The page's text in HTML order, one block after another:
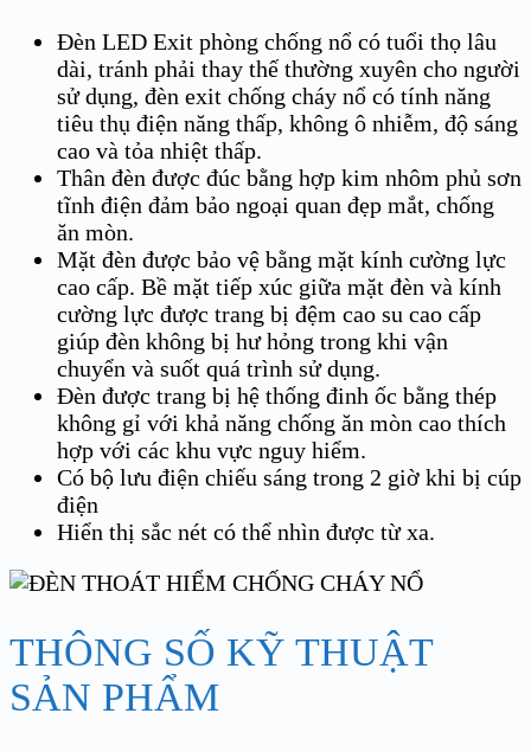
Đèn LED Exit phòng chống nổ có tuổi thọ lâu
dài, tránh phải thay thế thường xuyên cho người
sử dụng, đèn exit chống cháy nổ có tính năng
tiêu thụ điện năng thấp, không ô nhiễm, độ sáng
cao và tỏa nhiệt thấp.
Thân đèn được đúc bằng hợp kim nhôm phủ sơn
tĩnh điện đảm bảo ngoại quan đẹp mắt, chống
ăn mòn.
Mặt đèn được bảo vệ bằng mặt kính cường lực
cao cấp. Bề mặt tiếp xúc giữa mặt đèn và kính
cường lực được trang bị đệm cao su cao cấp
giúp đèn không bị hư hỏng trong khi vận
chuyển và suốt quá trình sử dụng.
Đèn được trang bị hệ thống đinh ốc bằng thép
không gỉ với khả năng chống ăn mòn cao thích
hợp với các khu vực nguy hiểm.
Có bộ lưu điện chiếu sáng trong 2 giờ khi bị cúp
điện
Hiển thị sắc nét có thể nhìn được từ xa.
THÔNG SỐ KỸ THUẬT
SẢN PHẨM